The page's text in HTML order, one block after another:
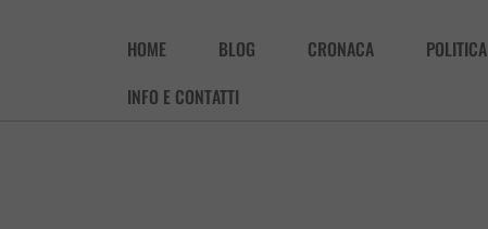
HOME BLOG CRONACA POLITICA
INFO E CONTATTI